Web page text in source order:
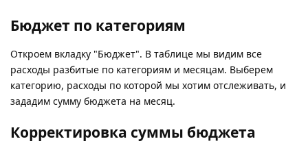
Бюджет по категориям
Откроем вкладку "Бюджет". В таблице мы видим все
расходы разбитые по категориям и месяцам. Выберем
категорию, расходы по которой мы хотим отслеживать, и
зададим сумму бюджета на месяц.
Корректировка суммы бюджета